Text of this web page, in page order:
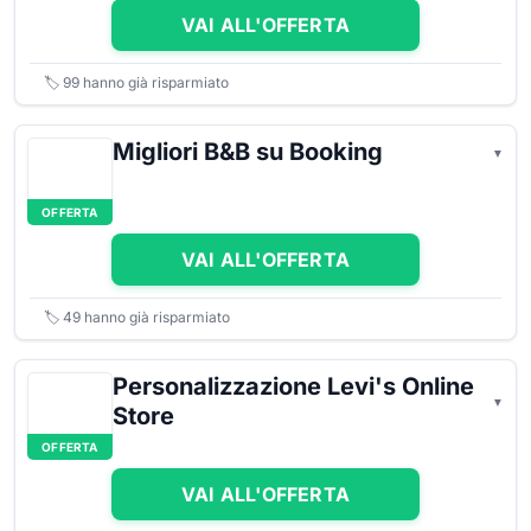
VAI ALL'OFFERTA
🏷️ 99 hanno già risparmiato
OFFERTA
Migliori B&B su Booking
VAI ALL'OFFERTA
🏷️ 49 hanno già risparmiato
OFFERTA
Personalizzazione Levi's Online
Store
VAI ALL'OFFERTA